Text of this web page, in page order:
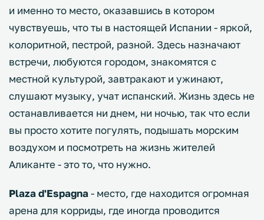
и именно то место, оказавшись в котором
чувствуешь, что ты в настоящей Испании - яркой,
колоритной, пестрой, разной. Здесь назначают
встречи, любуются городом, знакомятся с
местной культурой, завтракают и ужинают,
слушают музыку, учат испанский. Жизнь здесь не
останавливается ни днем, ни ночью, так что если
вы просто хотите погулять, подышать морским
воздухом и посмотреть на жизнь жителей
Аликанте - это то, что нужно.
Plaza d'Espagna- место, где находится огромная
арена для корриды, где иногда проводится